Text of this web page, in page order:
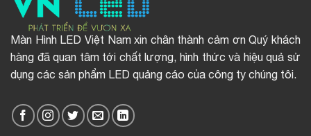
Màn Hình LED Việt Nam xin chân thành cảm ơn Quý khách
hàng đã quan tâm tới chất lượng, hình thức và hiệu quả sử
dụng các sản phẩm LED quảng cáo của công ty chúng tôi.